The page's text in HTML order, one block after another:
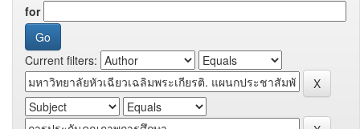
for
Current filters: